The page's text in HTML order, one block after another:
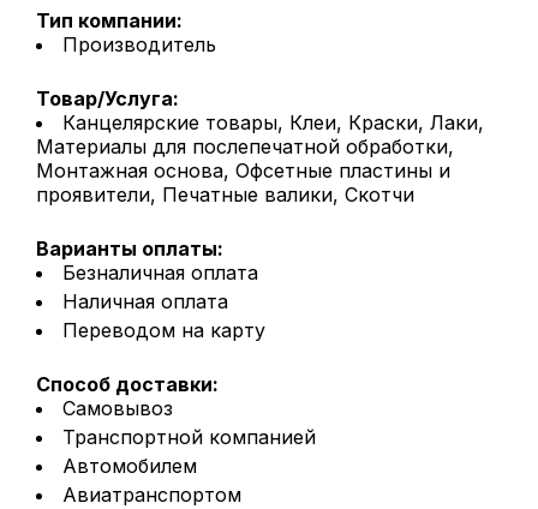
Тип компании:
Производитель
Товар/Услуга:
Канцелярские товары, Клеи, Краски, Лаки,
Материалы для послепечатной обработки,
Монтажная основа, Офсетные пластины и
проявители, Печатные валики, Скотчи
Варианты оплаты:
Безналичная оплата
Наличная оплата
Переводом на карту
Способ доставки:
Самовывоз
Транспортной компанией
Автомобилем
Авиатранспортом